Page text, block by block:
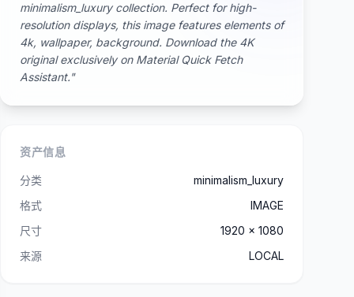
minimalism_luxury collection. Perfect for high-
resolution displays, this image features elements of
4k, wallpaper, background. Download the 4K
original exclusively on Material Quick Fetch
Assistant."
资产信息
分类
minimalism_luxury
格式
IMAGE
尺寸
1920 x 1080
来源
LOCAL